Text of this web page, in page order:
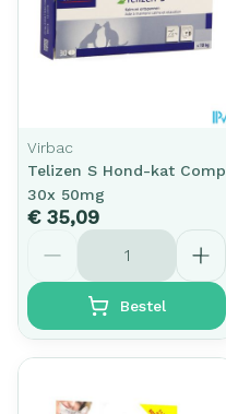
Virbac
Telizen S Hond-kat Comp
30x 50mg
€ 35,09
Aantal
Bestel